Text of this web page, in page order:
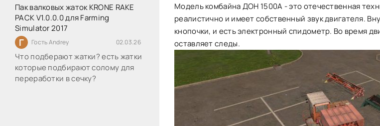
Пак валковых жаток KRONE RAKE
PACK V1.0.0.0 для Farming
Simulator 2017
Г Гость Andrey 02.03.26
Что подберают жатки? есть жатки
которые подбирают солому для
переработки в сечку?
Модель комбайна ДОН 1500А - это отечественная
реалистично и имеет собственный звук двигателя.
кнопочки, и есть электронный спидометр. Во время
оставляет следы.